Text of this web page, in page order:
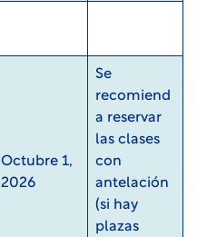
Octubre 1,
2026
Se
recomiend
a reservar
las clases
con
antelación
(si hay
plazas